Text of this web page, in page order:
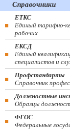
Справочники
ЕТКС
Единый тарифно-
рабочих
ЕКСД
Единый
специалистов и
Профстандарты
Справочник
Должностные
Образцы
ФГОС
Федеральные